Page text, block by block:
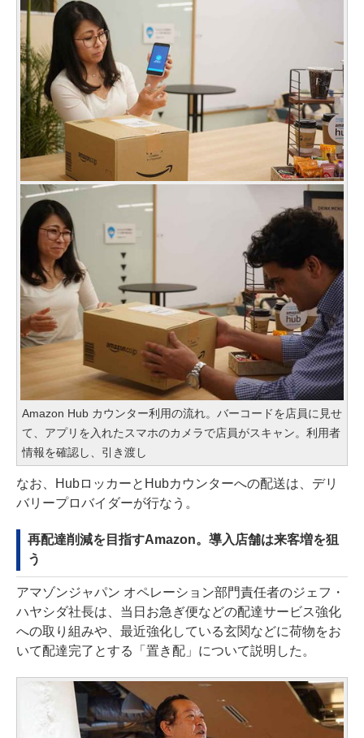
Amazon Hub カウンター利用の流れ。バーコードを店員に見せ
て、アプリを入れたスマホのカメラで店員がスキャン。利用者
情報を確認し、引き渡し
なお、HubロッカーとHubカウンターへの配送は、デリ
バリープロバイダーが行なう。
再配達削減を目指すAmazon。導入店舗は来客増を狙
う
アマゾンジャパン オペレーション部門責任者のジェフ・
ハヤシダ社長は、当日お急ぎ便などの配達サービス強化
への取り組みや、最近強化している玄関などに荷物をお
いて配達完了とする「置き配」について説明した。